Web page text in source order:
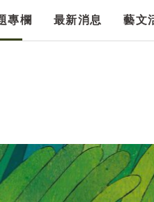
專欄 最新消息 藝文